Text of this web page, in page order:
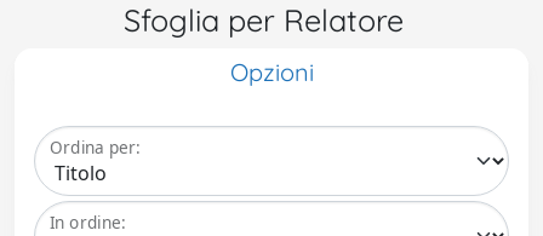
Sfoglia per Relatore
Opzioni
Ordina per:
In ordine: